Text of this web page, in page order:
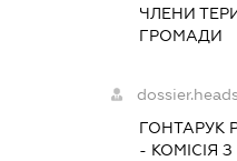
ЧЛЕНИ
ГРОМАДИ
ГОНТАРУК
- КОМІСІЯ